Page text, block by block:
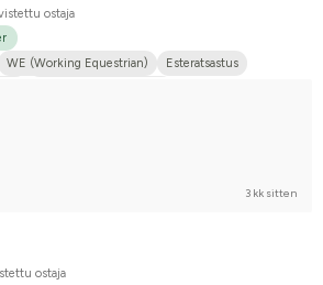
ostaja
WE (Working Equestrian)
Esteratsastus
3 kk sitten
ostaja